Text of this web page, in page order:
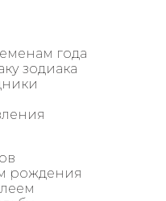
года
зодиака
рождения